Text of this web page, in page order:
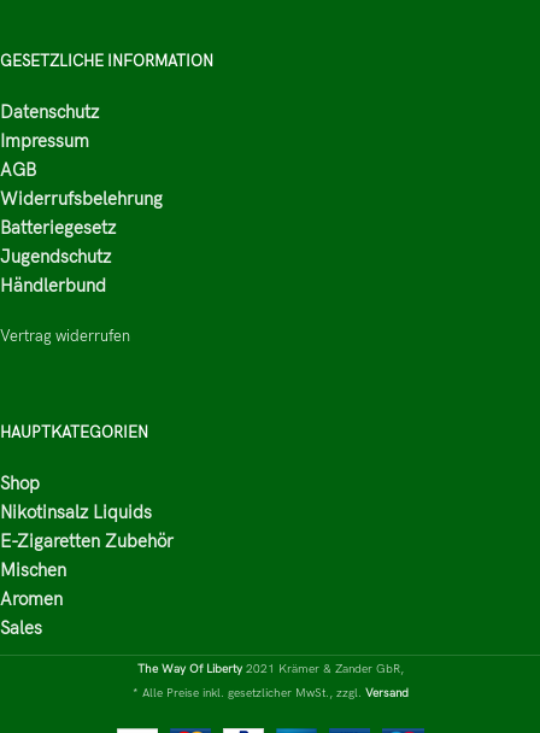
GESETZLICHE INFORMATION
Datenschutz
Impressum
AGB
Widerrufsbelehrung
Batteriegesetz
Jugendschutz
Händlerbund
Vertrag widerrufen
HAUPTKATEGORIEN
Shop
Nikotinsalz Liquids
E-Zigaretten Zubehör
Mischen
Aromen
Sales
The Way Of Liberty 2021 Krämer & Zander GbR,
* Alle Preise inkl. gesetzlicher MwSt., zzgl. Versand